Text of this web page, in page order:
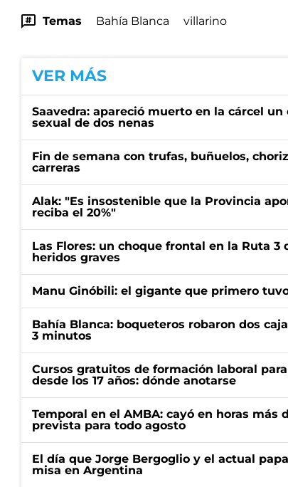
Temas Bahía Blanca villarino
VER MÁS
Saavedra: apareció muerto en la cárcel
sexual de dos nenas
Fin de semana con trufas, buñuelos,
carreras
Alak: "Es insostenible que la Provincia
reciba el 20%"
Las Flores: un choque frontal en la Ruta
heridos graves
Manu Ginóbili: el gigante que primero
Bahía Blanca: boqueteros robaron dos
3 minutos
Cursos gratuitos de formación laboral
desde los 17 años: dónde anotarse
Temporal en el AMBA: cayó en horas más
prevista para todo agosto
El día que Jorge Bergoglio y el actual
misa en Argentina